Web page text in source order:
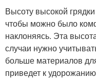
Высоту высокой
чтобы можно было
наклоняясь. Эта
случаи нужно
больше материалов
приведет к